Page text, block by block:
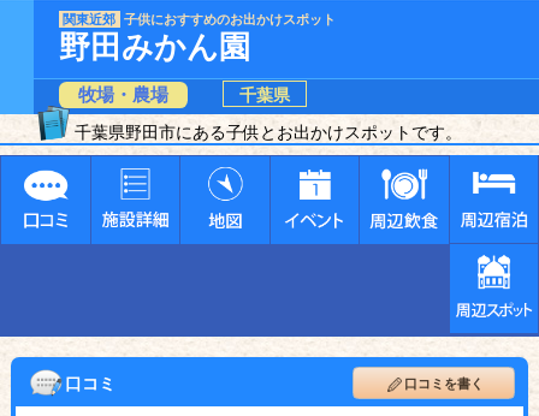
関東近郊 子供におすすめのお出かけスポット
野田みかん園
牧場・農場
千葉県
千葉県野田市にある子供とお出かけスポットです。
口コミ 口コミを書く